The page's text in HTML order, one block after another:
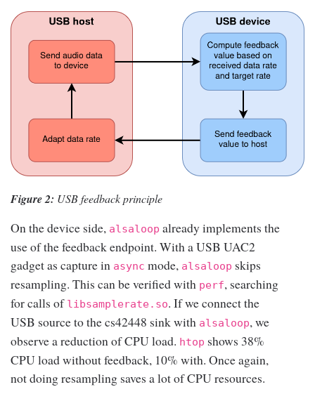
Figure 2: USB feedback principle
On the device side, alsaloop already implements the
use of the feedback endpoint. With a USB UAC2
gadget as capture in async mode, alsaloop skips
resampling. This can be verified with perf, searching
for calls of libsamplerate.so. If we connect the
USB source to the cs42448 sink with alsaloop, we
observe a reduction of CPU load. htop shows 38%
CPU load without feedback, 10% with. Once again,
not doing resampling saves a lot of CPU resources.